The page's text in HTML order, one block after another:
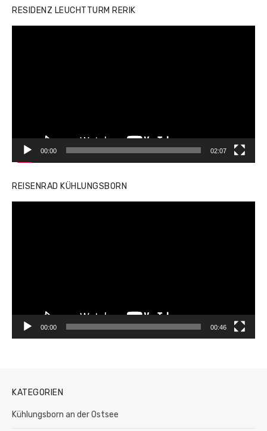
RESIDENZ LEUCHTTURM RERIK
00:00 02:07
REISENRAD KÜHLUNGSBORN
00:00 00:46
KATEGORIEN
Kühlungsborn an der Ostsee